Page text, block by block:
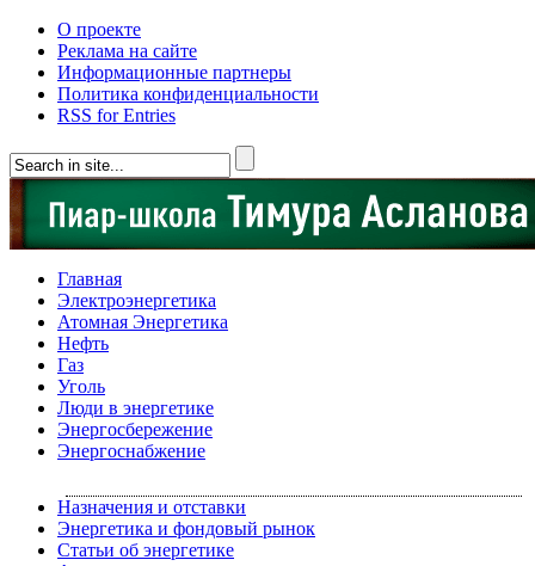
О проекте
Реклама на сайте
Информационные партнеры
Политика конфиденциальности
RSS for Entries
Главная
Электроэнергетика
Атомная Энергетика
Нефть
Газ
Уголь
Люди в энергетике
Энергосбережение
Энергоснабжение
Назначения и отставки
Энергетика и фондовый рынок
Статьи об энергетике